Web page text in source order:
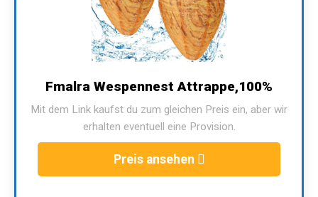
Fmalra Wespennest Attrappe,100%
Mit dem Link kaufst du zum gleichen Preis ein, aber wir
erhalten eventuell eine Provision.
Preis ansehen